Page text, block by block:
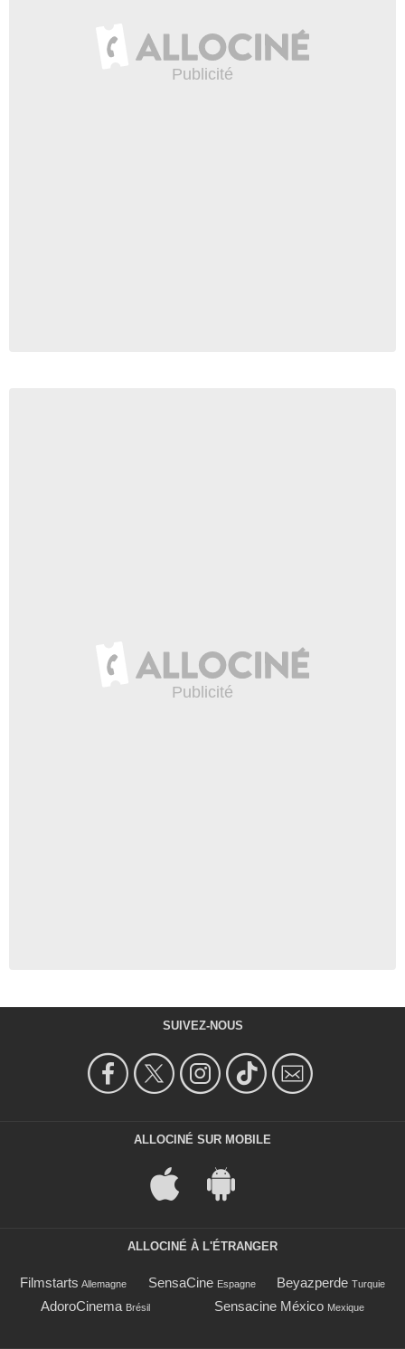
SUIVEZ-NOUS
ALLOCINÉ SUR MOBILE
ALLOCINÉ À L'ÉTRANGER
Filmstarts Allemagne SensaCine Espagne Beyazperde Turquie
AdoroCinema Brésil Sensacine México Mexique